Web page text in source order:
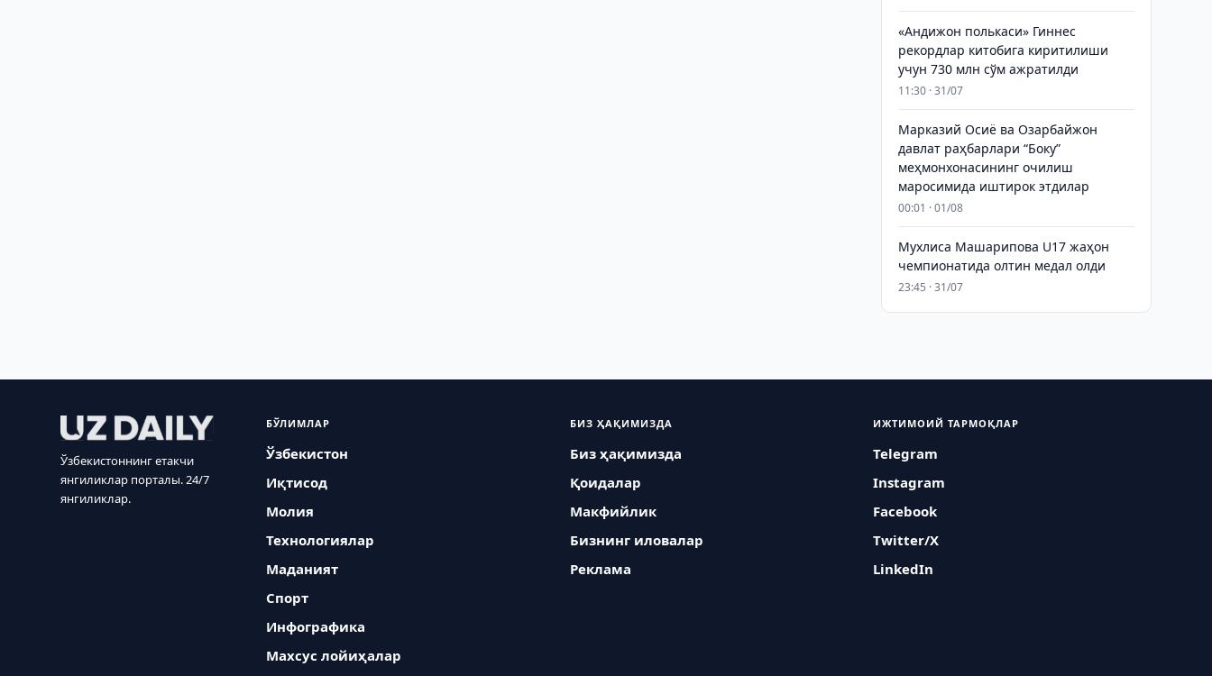
«Андижон полькаси» Гиннес
рекордлар китобига киритилиши
учун 730 млн сўм ажратилди
11:30 · 31/07
Марказий Осиё ва Озарбайжон
давлат раҳбарлари “Боку”
меҳмонхонасининг очилиш
маросимида иштирок этдилар
00:01 · 01/08
Мухлиса Машарипова U17 жаҳон
чемпионатида олтин медал олди
23:45 · 31/07
Ўзбекистоннинг етакчи
янгиликлар порталы. 24/7
янгиликлар.
БЎЛИМЛАР
Ўзбекистон
Иқтисод
Молия
Технологиялар
Маданият
Спорт
Инфографика
Махсус лойиҳалар
БИЗ ҲАҚИМИЗДА
Биз ҳақимизда
Қоидалар
Макфийлик
Бизнинг иловалар
Реклама
ИЖТИМОИЙ ТАРМОҚЛАР
Telegram
Instagram
Facebook
Twitter/X
LinkedIn